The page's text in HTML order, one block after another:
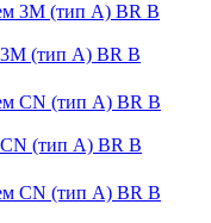
(тип A) BR В
(тип A) BR В